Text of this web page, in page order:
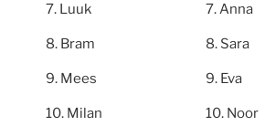
Luuk
Bram
Mees
Milan
Anna
Sara
Eva
Noor